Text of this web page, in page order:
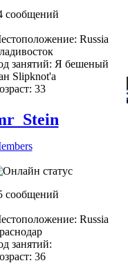
сообщений
Russia
занятий: Я бешеный
Slipknot'a
33
сообщений
Russia
занятий:
36